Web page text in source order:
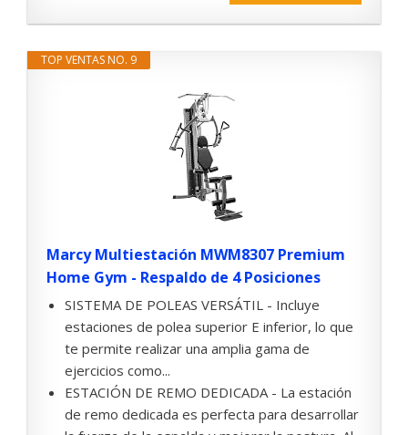
TOP VENTAS NO. 9
Marcy Multiestación MWM8307 Premium
Home Gym - Respaldo de 4 Posiciones
SISTEMA DE POLEAS VERSÁTIL - Incluye
estaciones de polea superior E inferior, lo que
te permite realizar una amplia gama de
ejercicios como...
ESTACIÓN DE REMO DEDICADA - La estación
de remo dedicada es perfecta para desarrollar